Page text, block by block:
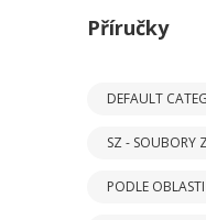
Příručky
DEFAULT
SZ - SOUBORY
PODLE